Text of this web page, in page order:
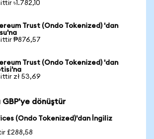
৳1.782,10
Trust (Ondo Tokenized) 'dan
₱876,57
Trust (Ondo Tokenized) 'dan
zł 53,69
GBP'ye dönüştür
(Ondo Tokenized)'dan İngiliz
£288,58